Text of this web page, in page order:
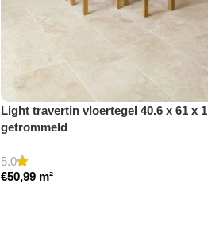
Light travertin vloertegel 40.6 x 61 x
getrommeld
5.0
€50,99 m²